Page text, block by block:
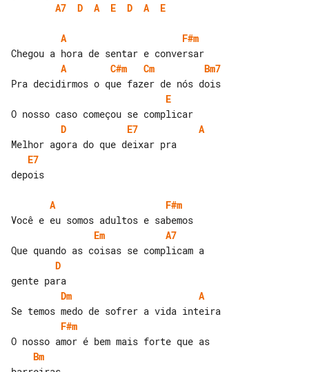
A7
D A E D A E
A
F#m
A
C#m Cm
Bm7
E
D
E7
A
E7
depois
A
F#m
Em
A7
D
Dm
A
F#m
Bm